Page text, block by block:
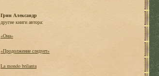
Грин Александр
другие книги автора:
«Она»
«Продолжение следует»
La mondo brilanta